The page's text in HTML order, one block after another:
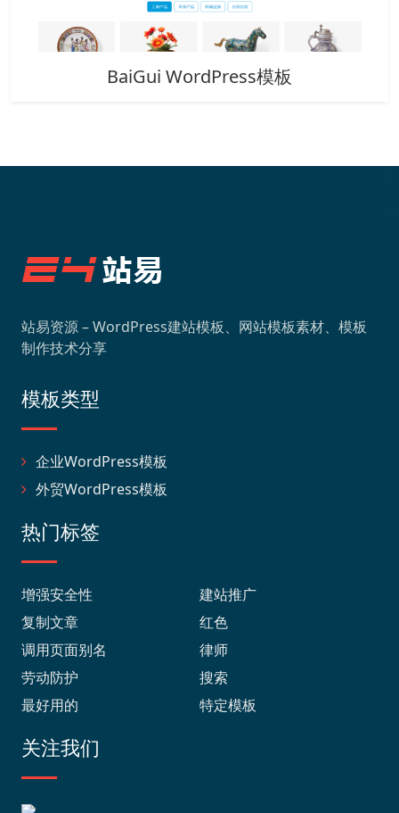
BaiGui WordPress模板
站易资源 – WordPress建站模板、网站模板素材、模板
制作技术分享
模板类型
企业WordPress模板
外贸WordPress模板
热门标签
增强安全性
建站推广
复制文章
红色
调用页面别名
律师
劳动防护
搜索
最好用的
特定模板
关注我们